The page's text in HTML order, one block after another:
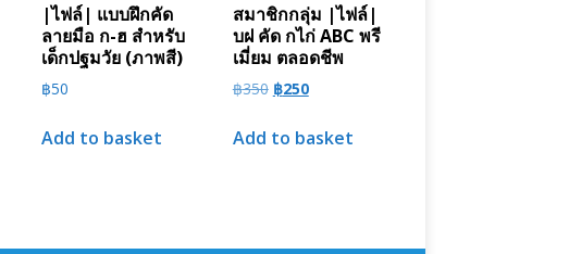
|ไฟล์| แบบฝึกคัด
ลายมือ ก-ฮ สำหรับ
เด็กปฐมวัย (ภาพสี)
฿50
Add to basket
สมาชิกกลุ่ม |ไฟล์|
บฝ คัด กไก่ ABC พรี
เมี่ยม ตลอดชีพ
฿350 ฿250
Add to basket